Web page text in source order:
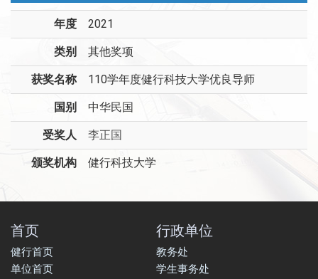
年度 2021
类别 其他奖项
获奖名称 110学年度健行科技大学优良导师
国别 中华民国
受奖人 李正国
颁奖机构 健行科技大学
首页
健行首页
单位首页
行政单位
教务处
学生事务处